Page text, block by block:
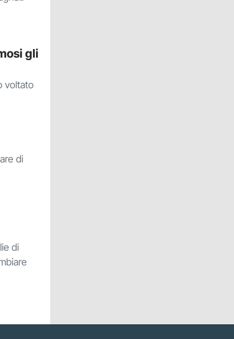
gli
voltato
di
di